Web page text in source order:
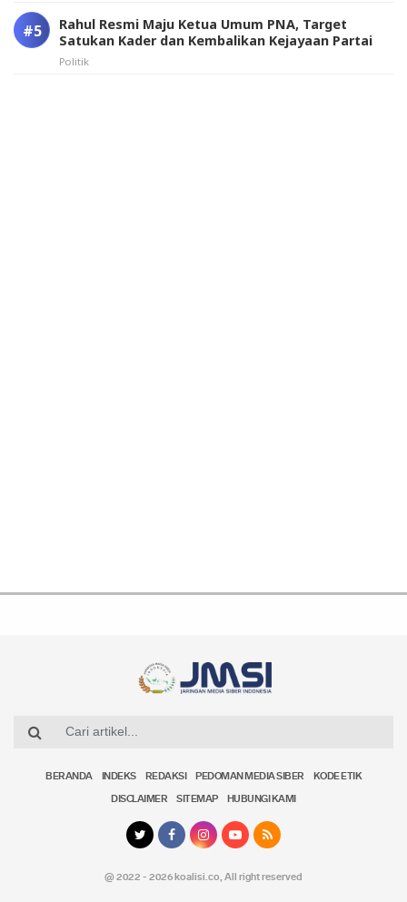
Rahul Resmi Maju Ketua Umum PNA, Target
Satukan Kader dan Kembalikan Kejayaan Partai
Politik
BERANDA INDEKS REDAKSI PEDOMAN MEDIA SIBER KODE ETIK
DISCLAIMER SITEMAP HUBUNGI KAMI
@ 2022 - 2026 koalisi.co, All right reserved